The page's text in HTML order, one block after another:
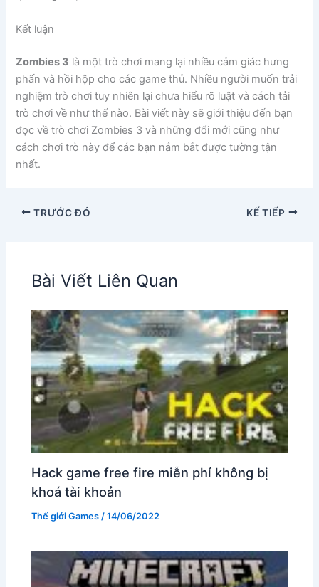
Kết luận
Zombies 3 là một trò chơi mang lại nhiều cảm giác hưng
phấn và hồi hộp cho các game thủ. Nhiều người muốn trải
nghiệm trò chơi tuy nhiên lại chưa hiểu rõ luật và cách tải
trò chơi về như thế nào. Bài viết này sẽ giới thiệu đến bạn
đọc về trò chơi Zombies 3 và những đổi mới cũng như
cách chơi trò này để các bạn nắm bắt được tường tận
nhất.
TRƯỚC ĐÓ KẾ TIẾP
Bài Viết Liên Quan
Hack game free fire miễn phí không bị
khoá tài khoản
Thế giới Games /14/06/2022